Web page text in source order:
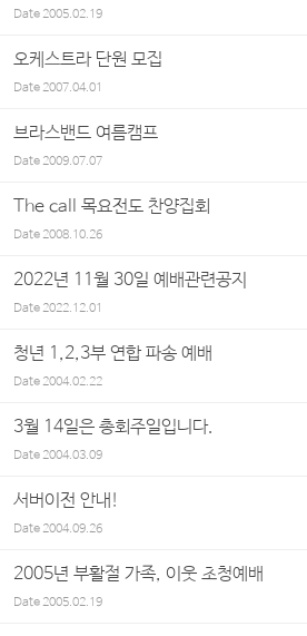
Date2005.02.19
오케스트라 단원 모집
Date2007.04.01
브라스밴드 여름캠프
Date2009.07.07
The call 목요전도 찬양집회
Date2008.10.26
2022년 11월 30일 예배관련공지
Date2022.12.01
청년 1,2,3부 연합 파송 예배
Date2004.02.22
3월 14일은 총회주일입니다.
Date2004.03.09
서버이전 안내!
Date2004.09.26
2005년 부활절 가족, 이웃 초청예배
Date2005.02.19